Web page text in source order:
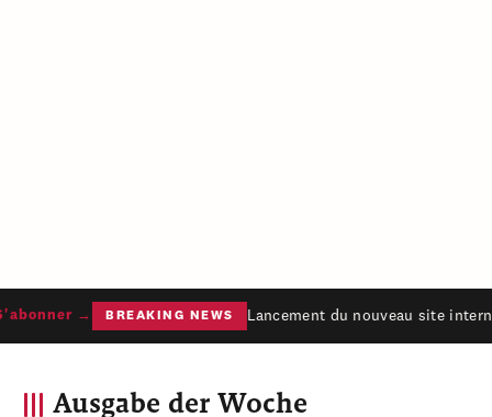
→ BREAKING NEWS Lancement du nouveau site
Ausgabe der Woche